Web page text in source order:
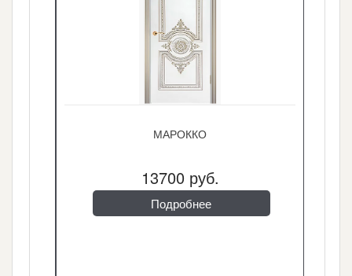
МАРОККО
13700 руб.
Подробнее